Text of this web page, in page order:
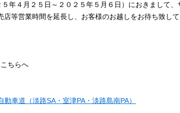
年４月２５日～２０２５年５月６日）におきまして、
等営業時間を延長し、お客様のお越しをお待ち致して
ちらへ
動車道（淡路SA・室津PA・淡路島南PA）